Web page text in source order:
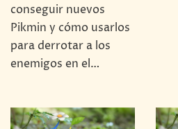
conseguir nuevos
Pikmin y cómo usarlos
para derrotar a los
enemigos en el…